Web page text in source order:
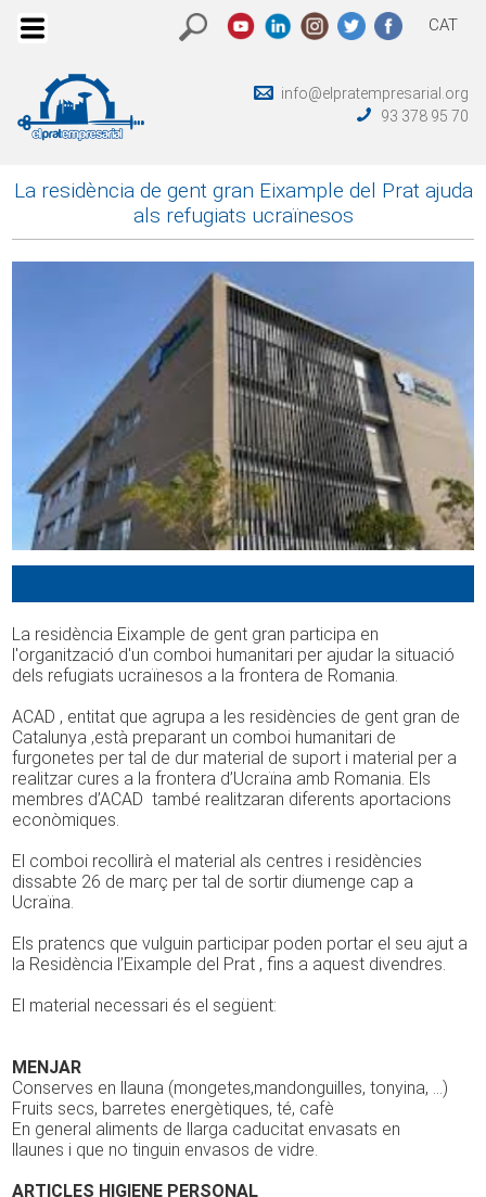
CAT
info@elpratempresarial.org
93 378 95 70
La residència de gent gran Eixample del Prat ajuda
als refugiats ucraïnesos
La residència Eixample de gent gran participa en
l'organització d'un comboi humanitari per ajudar la situació
dels refugiats ucraïnesos a la frontera de Romania.
ACAD , entitat que agrupa a les residències de gent gran de
Catalunya ,està preparant un comboi humanitari de
furgonetes per tal de dur material de suport i material per a
realitzar cures a la frontera d’Ucraïna amb Romania. Els
membres d’ACAD també realitzaran diferents aportacions
econòmiques.
El comboi recollirà el material als centres i residències
dissabte 26 de març per tal de sortir diumenge cap a
Ucraïna.
Els pratencs que vulguin participar poden portar el seu ajut a
la Residència l’Eixample del Prat , fins a aquest divendres.
El material necessari és el següent:
MENJAR
Conserves en llauna (mongetes,mandonguilles, tonyina, …)
Fruits secs, barretes energètiques, té, cafè
En general aliments de llarga caducitat envasats en
llaunes i que no tinguin envasos de vidre.
ARTICLES HIGIENE PERSONAL